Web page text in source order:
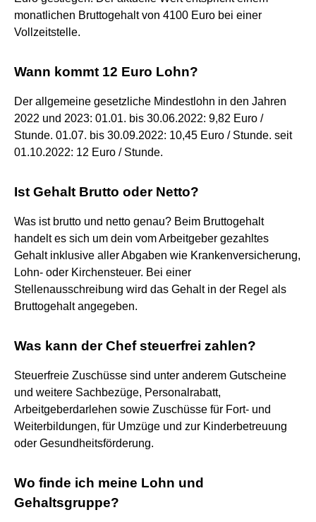
monatlichen Bruttogehalt von 4100 Euro bei einer
Vollzeitstelle.
Wann kommt 12 Euro Lohn?
Der allgemeine gesetzliche Mindestlohn in den Jahren
2022 und 2023: 01.01. bis 30.06.2022: 9,82 Euro /
Stunde. 01.07. bis 30.09.2022: 10,45 Euro / Stunde. seit
01.10.2022: 12 Euro / Stunde.
Ist Gehalt Brutto oder Netto?
Was ist brutto und netto genau? Beim Bruttogehalt
handelt es sich um dein vom Arbeitgeber gezahltes
Gehalt inklusive aller Abgaben wie Krankenversicherung,
Lohn- oder Kirchensteuer. Bei einer
Stellenausschreibung wird das Gehalt in der Regel als
Bruttogehalt angegeben.
Was kann der Chef steuerfrei zahlen?
Steuerfreie Zuschüsse sind unter anderem Gutscheine
und weitere Sachbezüge, Personalrabatt,
Arbeitgeberdarlehen sowie Zuschüsse für Fort- und
Weiterbildungen, für Umzüge und zur Kinderbetreuung
oder Gesundheitsförderung.
Wo finde ich meine Lohn und
Gehaltsgruppe?